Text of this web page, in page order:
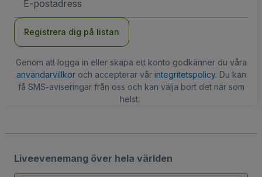
postadress
Registrera dig på listan
Genom att logga in eller skapa ett konto godkänner du våra
användarvillkoroch accepterar vår integritetspolicy. Du kan
få SMS-aviseringar från oss och kan välja bort det när som
helst.
Liveevenemang över hela världen